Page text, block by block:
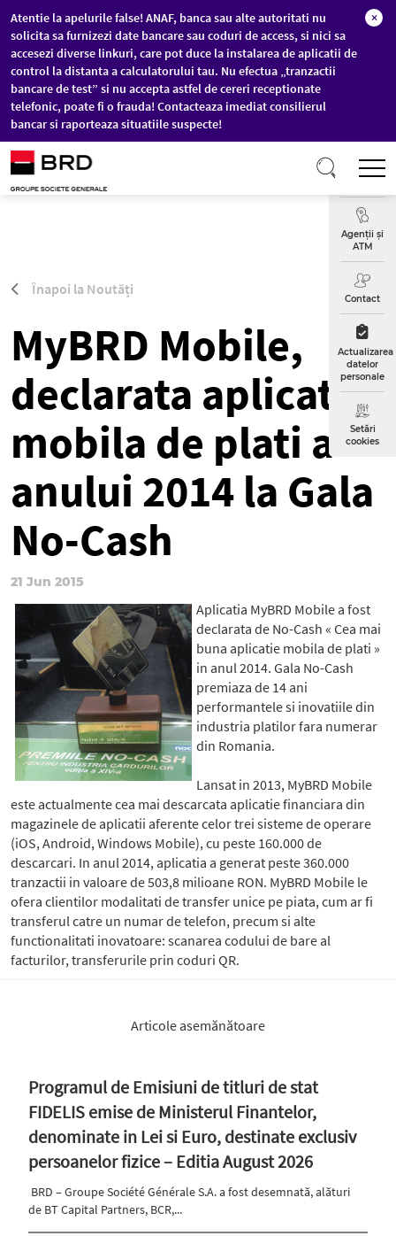
Sari la conținutul principal
Atentie la apelurile false! ANAF, banca sau alte autoritati nu
solicita sa furnizezi date bancare sau coduri de access, si nici sa
accesezi diverse linkuri, care pot duce la instalarea de aplicatii de
control la distanta a calculatorului tau. Nu efectua „tranzactii
bancare de test” si nu accepta astfel de cereri receptionate
telefonic, poate fi o frauda! Contacteaza imediat consilierul
bancar si raporteaza situatiile suspecte!
×
Curs
Agenții și
ATM
Contact
Actualizarea
datelor
personale
Setări
cookies
Înapoi la Noutăți
MyBRD Mobile,
declarata aplicatia
mobila de plati a
anului 2014 la Gala
No-Cash
21 Jun 2015
Aplicatia MyBRD Mobile a fost
declarata de No-Cash « Cea mai
buna aplicatie mobila de plati »
in anul 2014. Gala No-Cash
premiaza de 14 ani
performantele si inovatiile din
industria platilor fara numerar
din Romania.
Lansat in 2013, MyBRD Mobile
este actualmente cea mai descarcata aplicatie financiara din
magazinele de aplicatii aferente celor trei sisteme de operare
(iOS, Android, Windows Mobile), cu peste 160.000 de
descarcari. In anul 2014, aplicatia a generat peste 360.000
tranzactii in valoare de 503,8 milioane RON. MyBRD Mobile le
ofera clientilor modalitati de transfer unice pe piata, cum ar fi
transferul catre un numar de telefon, precum si alte
functionalitati inovatoare: scanarea codului de bare al
facturilor, transferurile prin coduri QR.
Articole asemănătoare
Programul de Emisiuni de titluri de stat
FIDELIS emise de Ministerul Finantelor,
denominate in Lei si Euro, destinate exclusiv
persoanelor fizice – Editia August 2026
BRD – Groupe Société Générale S.A. a fost desemnată, alături
de BT Capital Partners, BCR,...